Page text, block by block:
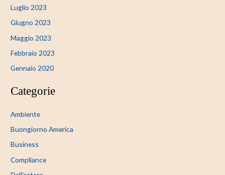
Luglio 2023
Giugno 2023
Maggio 2023
Febbraio 2023
Gennaio 2020
Categorie
Ambiente
Buongiorno America
Business
Compliance